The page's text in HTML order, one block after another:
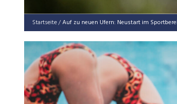
Startseite/Auf zu neu­en Ufern: Neu­start im